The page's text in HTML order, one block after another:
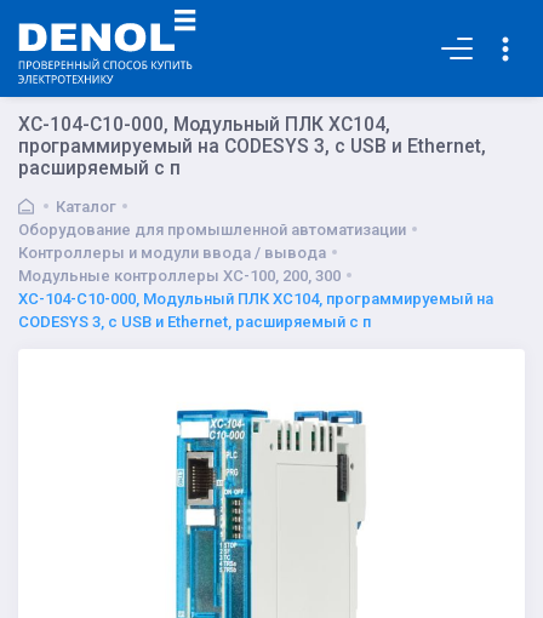
XC-104-C10-000, Модульный ПЛК XC104,
программируемый на CODESYS 3, с USB и Ethernet,
расширяемый с п
Каталог
Оборудование для промышленной автоматизации
Контроллеры и модули ввода / вывода
Модульные контроллеры XC-100, 200, 300
XC-104-C10-000, Модульный ПЛК XC104, программируемый на
CODESYS 3, с USB и Ethernet, расширяемый с п